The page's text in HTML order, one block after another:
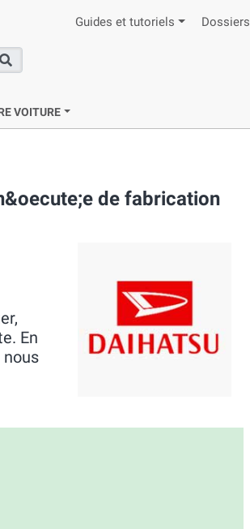
Guides et tutoriels Dossiers
Recherche
VOITURE
de fabrication
En
nous